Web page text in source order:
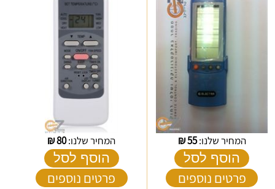
המחיר שלנו:55
₪
הוסף לסל
פרטים נוספים
המחיר שלנו:80
₪
הוסף לסל
פרטים נוספים